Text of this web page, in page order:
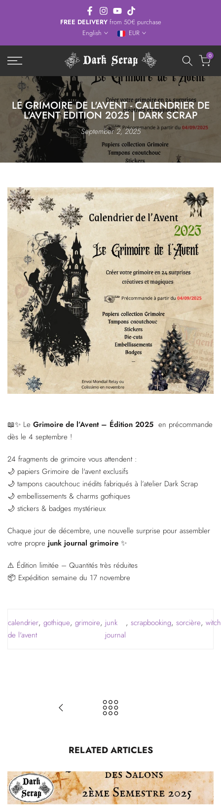
FREE DELIVERYfrom 50€ purchase
English
EUR
0
LE GRIMOIRE DE L'AVENT - CALENDRIER DE
L'AVENT EDITION 2025 | DARK SCRAP
September 2, 2025
📖✨ Le Grimoire de l’Avent – Édition 2025 en précommande
dès le 4 septembre !
24 fragments de grimoire vous attendent :
🌙 papiers Grimoire de l'avent exclusifs
🌙 tampons caoutchouc inédits fabriqués à l’atelier Dark Scrap
🌙 embellissements & charms gothiques
🌙 stickers & badges mystérieux
Chaque jour de décembre, une nouvelle surprise pour assembler
votre propre junk journal grimoire ✨
⚠️ Édition limitée – Quantités très réduites
📦 Expédition semaine du 17 novembre
calendrier
de l'avent
, gothique, grimoire, junk
journal
, scrapbooking, sorcière, witch
RELATED ARTICLES